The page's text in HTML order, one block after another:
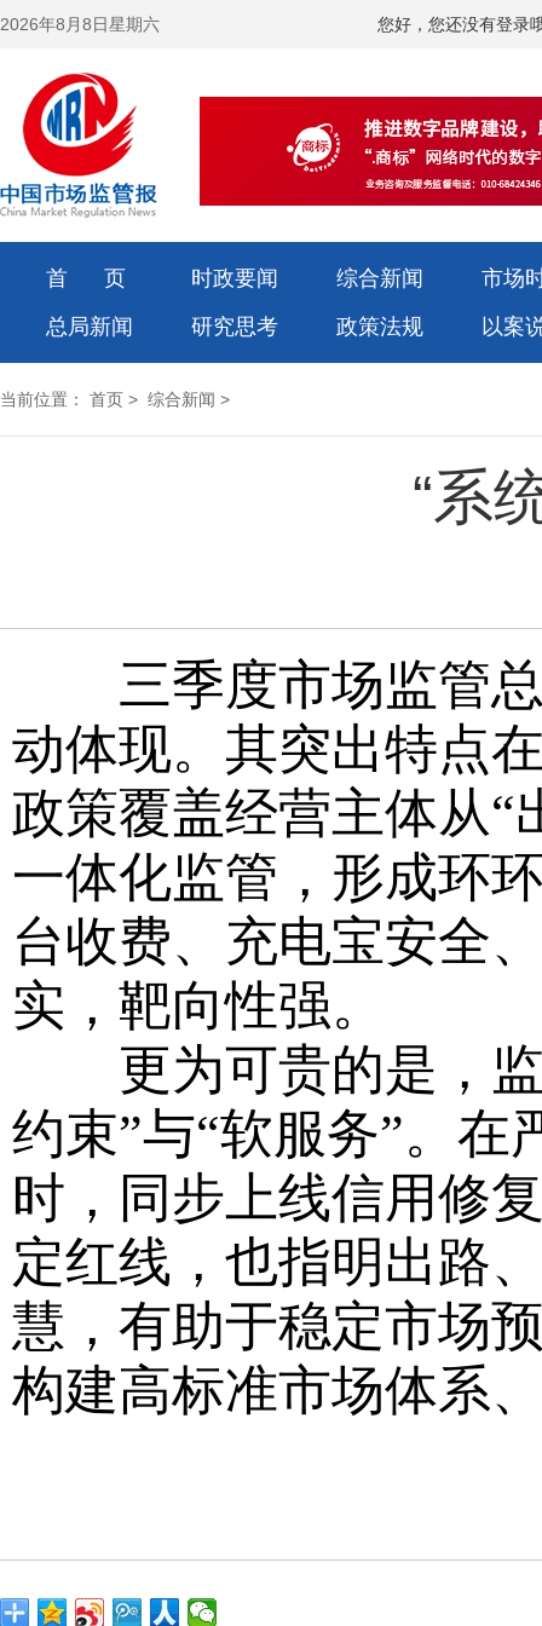
2026年8月8日星期六 您好，您还没有登录
首 页 时政要闻 综合新闻
市场
总局新闻
研究思考 政策法规 以案
当前位置： 首页 > 综合新闻 >
“系
三季度市场监管总
动体现。其突出特点
政策覆盖经营主体从“
一体化监管，形成环
台收费、充电宝安全
实，靶向性强。
更为可贵的是，监
约束”与“软服务”。
时，同步上线信用修
定红线，也指明出路
慧，有助于稳定市场
构建高标准市场体系